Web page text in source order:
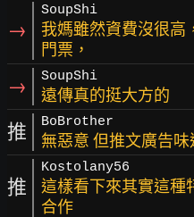
→
SoupShi
我媽雖然資費沒很高
門票，
→ SoupShi
遠傳真的挺大方的
推 BoBrother
無惡意 但推文廣告味
推
Kostolany56
這樣看下來其實這種
合作